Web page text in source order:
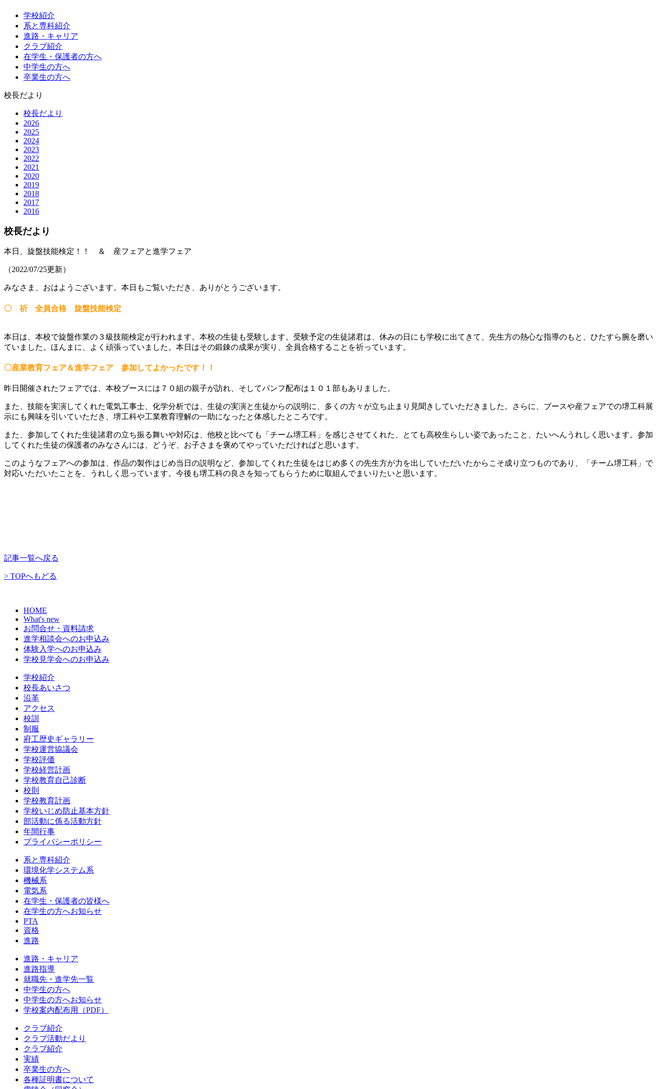
学校紹介
系と専科紹介
進路・キャリア
クラブ紹介
在学生・保護者の方へ
中学生の方へ
卒業生の方へ
校長だより
校長だより
2026
2025
2024
2023
2022
2021
2020
2019
2018
2017
2016
校長だより
本日、旋盤技能検定！！ ＆ 産フェアと進学フェア
（2022/07/25更新）
みなさま、おはようございます。本日もご覧いただき、ありがとうございます。
〇 祈 全員合格 旋盤技能検定
本日は、本校で旋盤作業の３級技能検定が行われます。本校の生徒も受験します。受験予定の生徒諸君は、休みの日にも学校に出てきて、先生方の熱心な指導のもと、ひたすら腕を磨い
ていました。ほんまに、よく頑張っていました。本日はその鍛錬の成果が実り、全員合格することを祈っています。
〇産業教育フェア＆進学フェア 参加してよかったです！！
昨日開催されたフェアでは、本校ブースには７０組の親子が訪れ、そしてパンフ配布は１０１部もありました。
また、技能を実演してくれた電気工事士、化学分析では、生徒の実演と生徒からの説明に、多くの方々が立ち止まり見聞きしていただきました。さらに、ブースや産フェアでの堺工科展
示にも興味を引いていただき、堺工科や工業教育理解の一助になったと体感したところです。
また、参加してくれた生徒諸君の立ち振る舞いや対応は、他校と比べても「チーム堺工科」を感じさせてくれた、とても高校生らしい姿であったこと、たいへんうれしく思います。参加
してくれた生徒の保護者のみなさんには、どうぞ、お子さまを褒めてやっていただければと思います。
このようなフェアへの参加は、作品の製作はじめ当日の説明など、参加してくれた生徒をはじめ多くの先生方が力を出していただいたからこそ成り立つものであり、「チーム堺工科」で
対応いただいたことを、うれしく思っています。今後も堺工科の良さを知ってもらうために取組んでまいりたいと思います。
記事一覧へ戻る
> TOPへもどる
HOME
What's new
お問合せ・資料請求
進学相談会へのお申込み
体験入学へのお申込み
学校見学会へのお申込み
学校紹介
校長あいさつ
沿革
アクセス
校訓
制服
府工歴史ギャラリー
学校運営協議会
学校評価
学校経営計画
学校教育自己診断
校則
学校教育計画
学校いじめ防止基本方針
部活動に係る活動方針
年間行事
プライバシーポリシー
系と専科紹介
環境化学システム系
機械系
電気系
在学生・保護者の皆様へ
在学生の方へお知らせ
PTA
資格
進路
進路・キャリア
進路指導
就職先・進学先一覧
中学生の方へ
中学生の方へお知らせ
学校案内配布用（PDF）
クラブ紹介
クラブ活動だより
クラブ紹介
実績
卒業生の方へ
各種証明書について